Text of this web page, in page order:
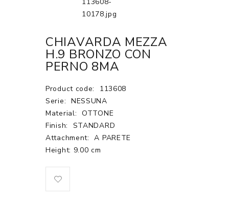
CHIAVARDA MEZZA
H.9 BRONZO CON
PERNO 8MA
Product code:
113608
Serie: NESSUNA
Material: OTTONE
Finish:
STANDARD
Attachment:
A PARETE
Height: 9.00 cm